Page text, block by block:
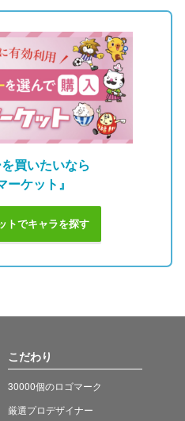
買いたいなら
ーケット』
トでキャラを探す
こだわり
30000個のロゴマーク
厳選プロデザイナー